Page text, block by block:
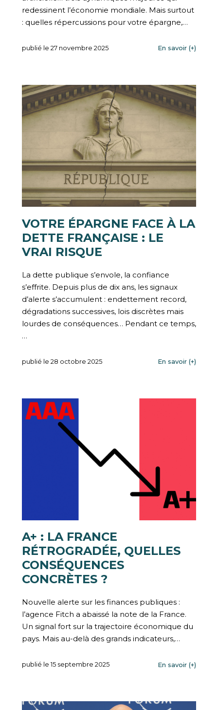
redessinent l’économie mondiale. Mais surtout
: quelles répercussions pour votre épargne,…
publié le 27 novembre 2025 En savoir (+)
VOTRE ÉPARGNE FACE À LA
DETTE FRANÇAISE : LE
VRAI RISQUE
La dette publique s’envole, la confiance
s’effrite. Depuis plus de dix ans, les signaux
d’alerte s’accumulent : endettement record,
dégradations successives, lois discrètes mais
lourdes de conséquences… Pendant ce temps,
…
publié le 28 octobre 2025 En savoir (+)
A+ : LA FRANCE
RÉTROGRADÉE, QUELLES
CONSÉQUENCES
CONCRÈTES ?
Nouvelle alerte sur les finances publiques :
l’agence Fitch a abaissé la note de la France.
Un signal fort sur la trajectoire économique du
pays. Mais au-delà des grands indicateurs,…
publié le 15 septembre 2025 En savoir (+)